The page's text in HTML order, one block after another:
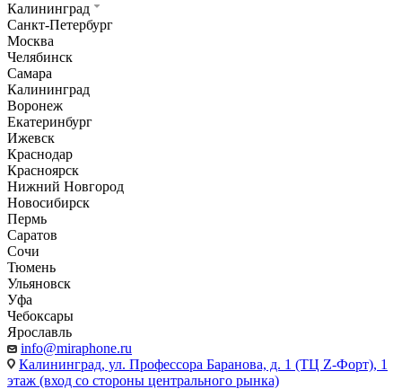
Калининград
Санкт-Петербург
Москва
Челябинск
Самара
Калининград
Воронеж
Екатеринбург
Ижевск
Краснодар
Красноярск
Нижний Новгород
Новосибирск
Пермь
Саратов
Сочи
Тюмень
Ульяновск
Уфа
Чебоксары
Ярославль
info@miraphone.ru
Калининград, ул. Профессора Баранова, д. 1 (ТЦ Z-Форт), 1
этаж (вход со стороны центрального рынка)